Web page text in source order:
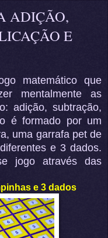
ADIÇÃO,
E
matemático que
mentalmente as
adição, subtração,
é formado por um
uma garrafa pet de
e 3 dados.
jogo através das
e 3 dados